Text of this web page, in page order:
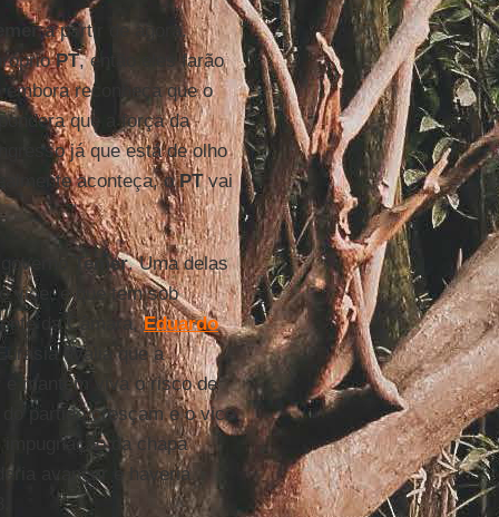
a partir de agora.
PT, então eles farão
embora reconheça que o
que a força da
já que está de olho
aconteça, oPTvai
Temer. Uma delas
vice, e que tem sob
da Câmara,Eduardo
avalia que a
e mantém viva o risco de
partido cresçam e o vice
da chapa
avançar e haveria